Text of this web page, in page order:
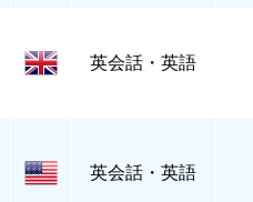
英会話・英語
英会話・英語